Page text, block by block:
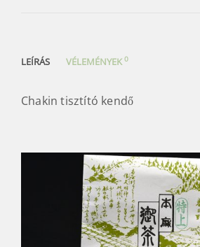
LEÍRÁS VÉLEMÉNYEK0
Chakin tisztító kendő